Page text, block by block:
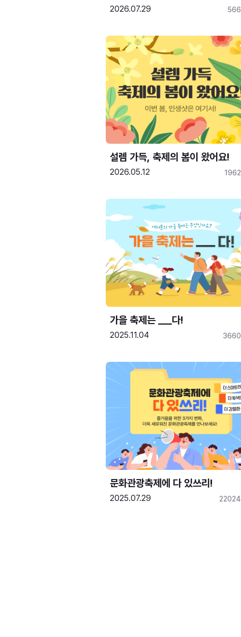
2026.07.29 566
설렘 가득, 축제의 봄이 왔어요!
2026.05.12 1962
2025.11.04 3660
문화관광축제에 다 있쓰리!
2025.07.29 22024